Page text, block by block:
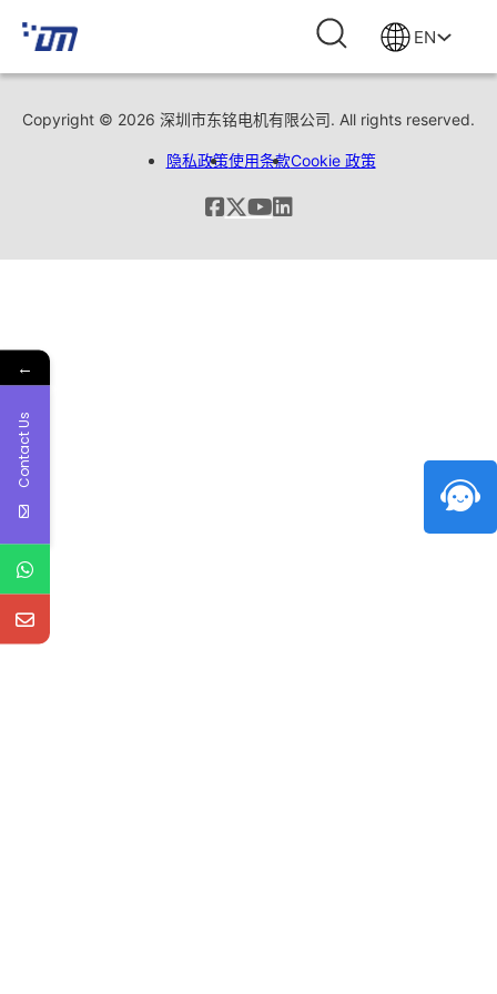
EN
Copyright © 2026 深圳市东铭电机有限公司. All rights reserved.
隐私政策使用条款Cookie 政策
←
Contact Us